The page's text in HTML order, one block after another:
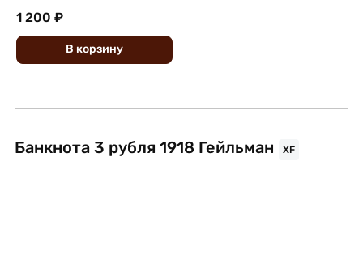
1 200 ₽
В корзину
Банкнота 3 рубля 1918 Гейльман XF